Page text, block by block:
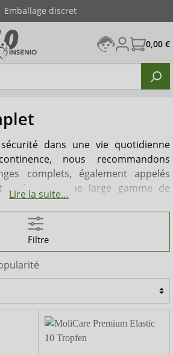
Emballage discret
0,00 €
dans une vie quotidienne
nous recommandons
complets, également appelés
Il existe une large gamme de
les formes et tous les niveaux
et fécale. Le change complet sous
est particulièrement adapté
des deux sexes. Ces couches
aussi facilement que des sous-
et sont invisibles pour des tiers
et leurs matériaux silencieux.
fermetures latérales adhésives,
formes d’incontinence. Les
permettent un changement des
même en position allongée, c’est
Lire la suite…
Filtre